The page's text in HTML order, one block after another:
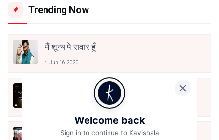
Trending Now
मैं शून्य पे सवार हूँ
Jun 16, 2020
अंतिम ऊँचाई - कुँवर नारायण | Stay Home
Stay Safe | TVF's Aspirants
10 Greatest Hindi Poets Of India
Welcome back
Sign in to continue to Kavishala